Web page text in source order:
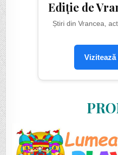
Ediție de
Știri din Vrancea,
Vizitează